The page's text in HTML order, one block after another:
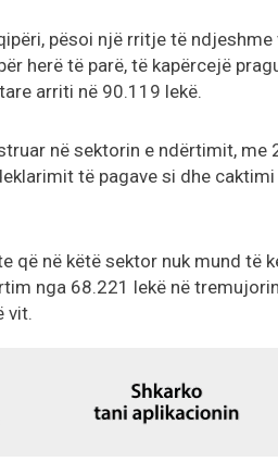
pësoi një rritje të
herë të parë, të kapërcejë
arriti në 90.119 lekë.
në sektorin e ndërtimit, me
të pagave si dhe
që në këtë sektor nuk mund të
nga 68.221 lekë në
vit.